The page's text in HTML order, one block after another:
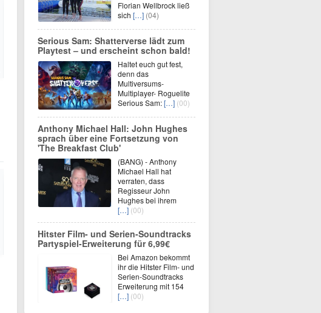
Florian Wellbrock ließ
sich […] (04)
Serious Sam: Shatterverse lädt zum
Playtest – und erscheint schon bald!
Haltet euch gut fest,
denn das
Multiversums-
Multiplayer- Roguelite
Serious Sam:[…] (00)
Anthony Michael Hall: John Hughes
sprach über eine Fortsetzung von
'The Breakfast Club'
(BANG) - Anthony
Michael Hall hat
verraten, dass
Regisseur John
Hughes bei ihrem
[…] (00)
Hitster Film- und Serien-Soundtracks
Partyspiel-Erweiterung für 6,99€
Bei Amazon bekommt
ihr die Hitster Film- und
Serien-Soundtracks
Erweiterung mit 154
[…] (00)